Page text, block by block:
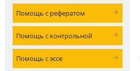
Помощь с рефератом
Помощь с контрольной
Помощь с эссе